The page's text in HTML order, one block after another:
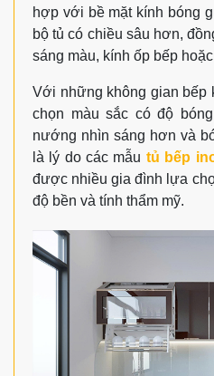
hợp với bề mặt kính bóng
bộ tủ có chiều sâu hơn,
sáng màu, kính ốp bếp
Với những không gian bếp
chọn màu sắc có độ
nướng nhìn sáng hơn và
là lý do các mẫu tủ bếp
được nhiều gia đình lựa
độ bền và tính thẩm mỹ.